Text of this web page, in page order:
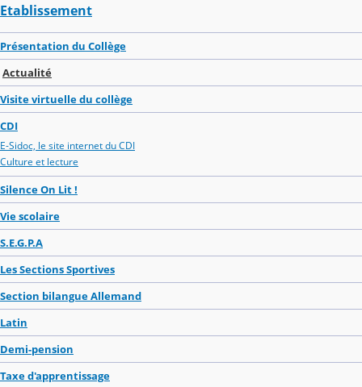
Etablissement
Présentation du Collège
Actualité
Visite virtuelle du collège
CDI
E-Sidoc, le site internet du CDI
Culture et lecture
Silence On Lit !
Vie scolaire
S.E.G.P.A
Les Sections Sportives
Section bilangue Allemand
Latin
Demi-pension
Taxe d'apprentissage